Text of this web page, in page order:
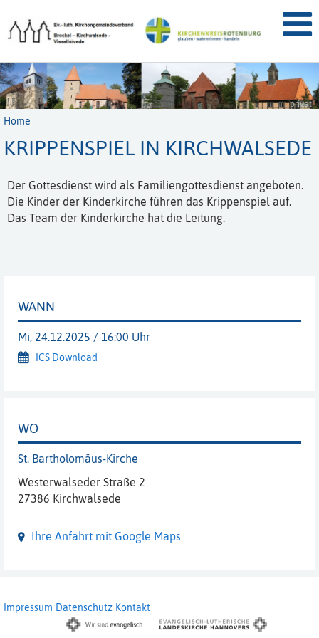
privat
Home
KRIPPENSPIEL IN KIRCHWALSEDE
Der Gottesdienst wird als Familiengottesdienst angeboten.
Die Kinder der Kinderkirche führen das Krippenspiel auf.
Das Team der Kinderkirche hat die Leitung.
WANN
Mi, 24.12.2025 / 16:00 Uhr
ICS Download
WO
St. Bartholomäus-Kirche
Westerwalseder Straße 2
27386 Kirchwalsede
Ihre Anfahrt mit Google Maps
Impressum Datenschutz Kontakt